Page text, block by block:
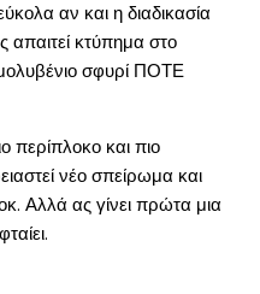
αν και η διαδικασία
απαιτεί κτύπημα στο
σφυρί ΠΟΤΕ
περίπλοκο και πιο
νέο σπείρωμα και
Αλλά ας γίνει πρώτα μια